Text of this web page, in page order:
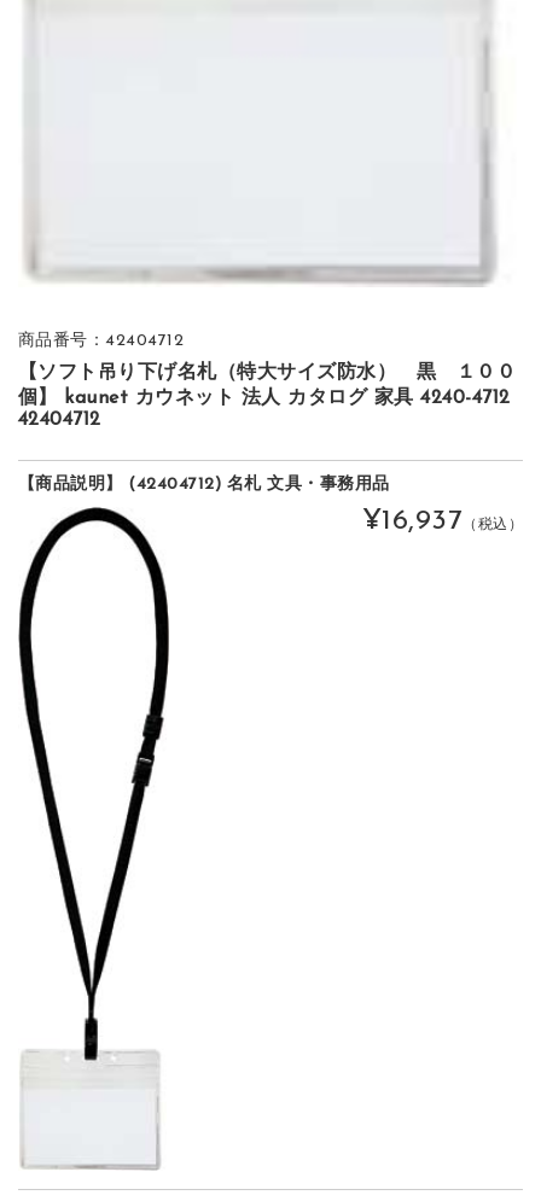
商品番号：42404712
【ソフト吊り下げ名札（特大サイズ防水） 黒 １００
個】 kaunet カウネット 法人 カタログ 家具 4240-4712
42404712
【商品説明】 (42404712) 名札 文具・事務用品
¥16,937 （税込）